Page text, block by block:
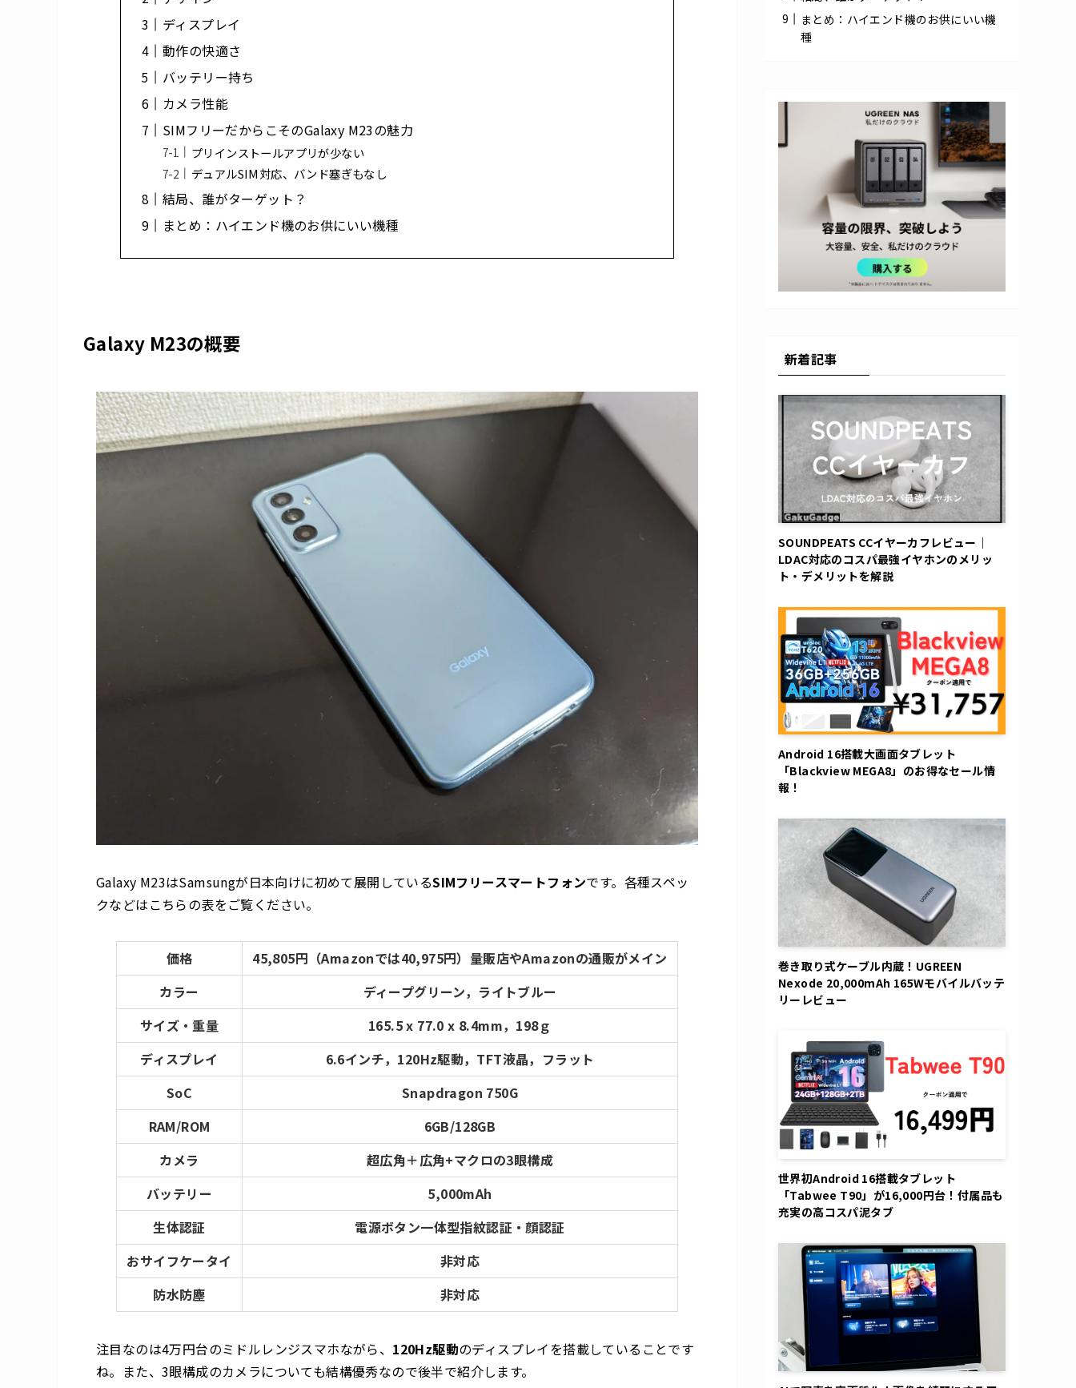
ディスプレイ
動作の快適さ
バッテリー持ち
カメラ性能
SIMフリーだからこそのGalaxy M23の魅力
プリインストールアプリが少ない
デュアルSIM対応、バンド塞ぎもなし
結局、誰がターゲット？
まとめ：ハイエンド機のお供にいい機種
Galaxy M23の概要
Galaxy M23はSamsungが日本向けに初めて展開しているSIMフリースマートフォンです。各種スペッ
クなどはこちらの表をご覧ください。
価格
45,805円（Amazonでは40,975円）量販店やAmazonの通販がメイン
カラー
ディープグリーン，ライトブルー
サイズ・重量
165.5 x 77.0 x 8.4mm，198ｇ
ディスプレイ
6.6インチ，120Hz駆動，TFT液晶，フラット
SoC
Snapdragon 750G
RAM/ROM
6GB/128GB
カメラ
超広角＋広角+マクロの3眼構成
バッテリー
5,000mAh
生体認証
電源ボタン一体型指紋認証・顔認証
おサイフケータイ
非対応
防水防塵
非対応
注目なのは4万円台のミドルレンジスマホながら、 120Hz駆動のディスプレイを搭載していることです
ね。また、3眼構成のカメラについても結構優秀なので後半で紹介します。
まとめ：ハイエンド機のお供にいい機
種
新着記事
SOUNDPEATS CCイヤーカフレビュー｜
LDAC対応のコスパ最強イヤホンのメリッ
ト・デメリットを解説
Android 16搭載大画面タブレット
「Blackview MEGA8」のお得なセール情
報！
巻き取り式ケーブル内蔵！UGREEN
Nexode 20,000mAh 165Wモバイルバッテ
リーレビュー
世界初Android 16搭載タブレット
「Tabwee T90」が16,000円台！付属品も
充実の高コスパ泥タブ